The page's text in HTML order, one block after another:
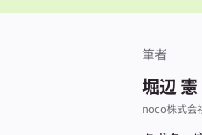
筆者
堀辺 憲
noco株式会